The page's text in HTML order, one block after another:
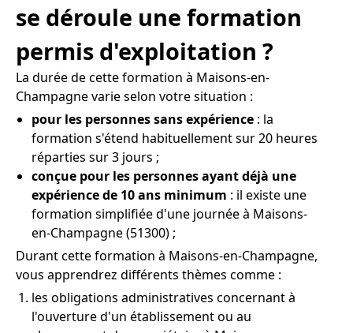
se déroule une formation
permis d'exploitation ?
La durée de cette formation à Maisons-en-
Champagne varie selon votre situation :
pour les personnes sans expérience : la
formation s'étend habituellement sur 20 heures
réparties sur 3 jours ;
conçue pour les personnes ayant déjà une
expérience de 10 ans minimum : il existe une
formation simplifiée d'une journée à Maisons-
en-Champagne (51300) ;
Durant cette formation à Maisons-en-Champagne,
vous apprendrez différents thèmes comme :
les obligations administratives concernant à
l'ouverture d'un établissement ou au